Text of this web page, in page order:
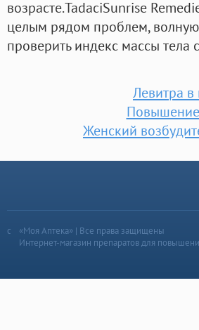
возрасте.TadaciSunrise
целым рядом проблем,
проверить индекс массы
Левитра в
Повышение
Женский
«Моя Аптека» | Все права защищены
Интернет-магазин препаратов для